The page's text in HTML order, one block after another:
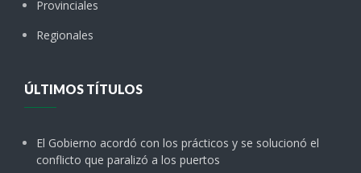
Provinciales
Regionales
ÚLTIMOS TÍTULOS
El Gobierno acordó con los prácticos y se solucionó el
conflicto que paralizó a los puertos